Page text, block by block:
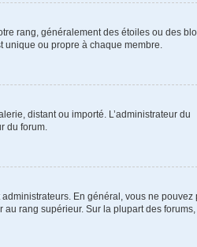
rang, généralement des étoiles ou des
ou propre à chaque membre.
distant ou importé. L’administrateur du
du forum.
En général, vous ne pouvez
rang supérieur. Sur la plupart des forums,